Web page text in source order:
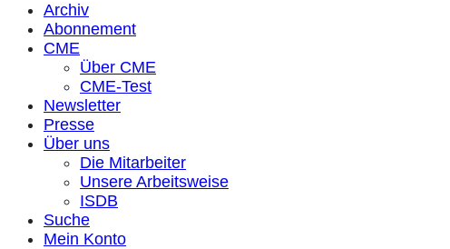
Archiv
Abonnement
CME
Über CME
CME-Test
Newsletter
Presse
Über uns
Die Mitarbeiter
Unsere Arbeitsweise
ISDB
Suche
Mein Konto